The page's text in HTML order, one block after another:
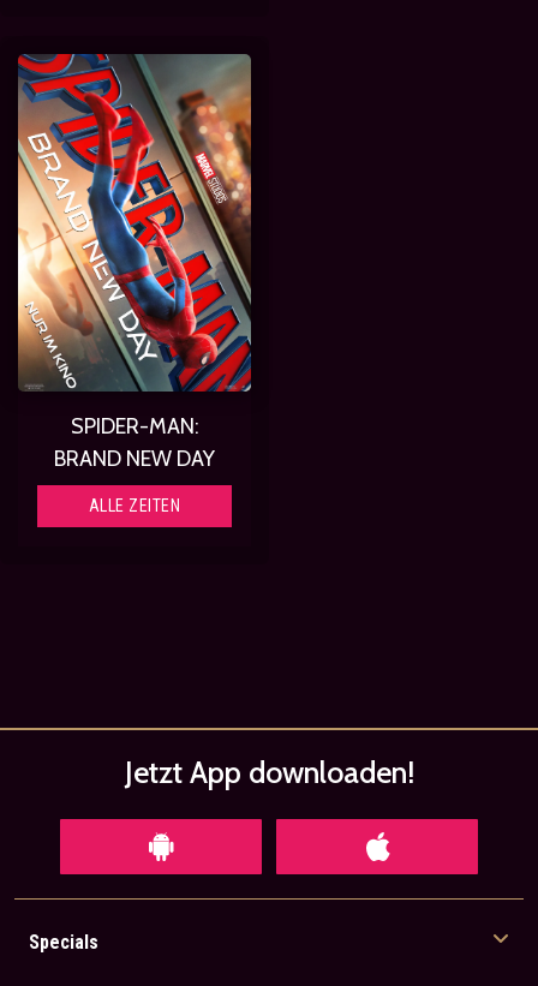
SPIDER-MAN:
BRAND NEW DAY
ALLE ZEITEN
Jetzt App downloaden!
Specials